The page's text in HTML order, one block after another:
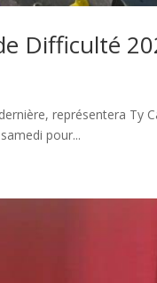
Difficulté
représentera Ty
pour...